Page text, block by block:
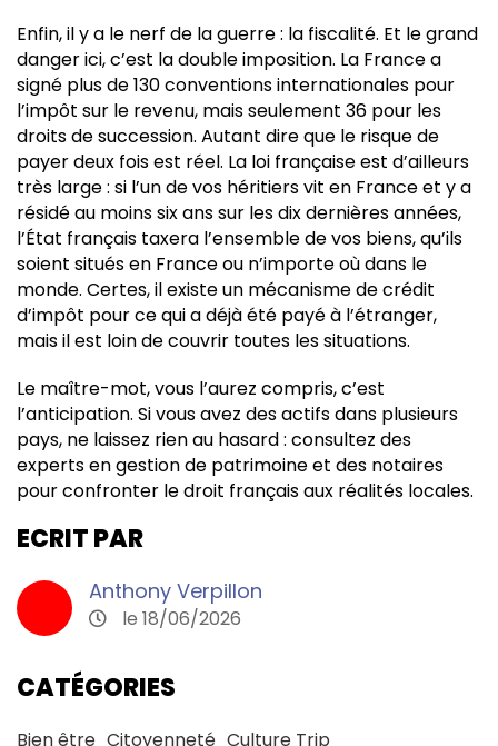
Enfin, il y a le nerf de la guerre : la fiscalité. Et le grand
danger ici, c’est la double imposition. La France a
signé plus de 130 conventions internationales pour
l’impôt sur le revenu, mais seulement 36 pour les
droits de succession. Autant dire que le risque de
payer deux fois est réel. La loi française est d’ailleurs
très large : si l’un de vos héritiers vit en France et y a
résidé au moins six ans sur les dix dernières années,
l’État français taxera l’ensemble de vos biens, qu’ils
soient situés en France ou n’importe où dans le
monde. Certes, il existe un mécanisme de crédit
d’impôt pour ce qui a déjà été payé à l’étranger,
mais il est loin de couvrir toutes les situations.
Le maître-mot, vous l’aurez compris, c’est
l’anticipation. Si vous avez des actifs dans plusieurs
pays, ne laissez rien au hasard : consultez des
experts en gestion de patrimoine et des notaires
pour confronter le droit français aux réalités locales.
ECRIT PAR
Anthony Verpillon
le 18/06/2026
CATÉGORIES
Bien être Citoyenneté Culture Trip